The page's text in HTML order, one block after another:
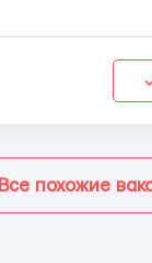
Все похожие